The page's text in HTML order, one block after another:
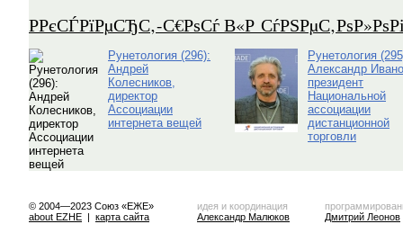
Р­РєСЃРїРµСЂС‚-С€РѕСѓ В«Р
Рунетология (296):
Андрей
Колесников,
директор
Ассоциации
интернета вещей
Рунетология
Александр
президент
Национальной
ассоциации
дистанционной
торговли
© 2004—2023 Союз «ЕЖЕ»
about EZHE | карта сайта
идея и координация
Александр Малюков
Дмитрий Леонов